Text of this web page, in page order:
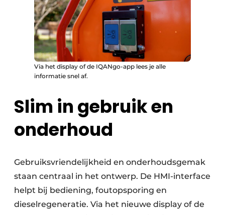
Via het display of de IQANgo-app lees je alle
informatie snel af.
Slim in gebruik en
onderhoud
Gebruiksvriendelijkheid en onderhoudsgemak
staan centraal in het ontwerp. De HMI-interface
helpt bij bediening, foutopsporing en
dieselregeneratie. Via het nieuwe display of de